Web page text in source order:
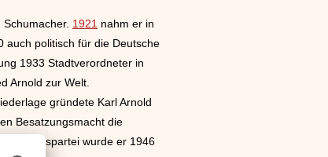
1921 nahm er in
auch politisch für die Deutsche
1933 Stadtverordneter in
Arnold zur Welt.
gründete Karl Arnold
Besatzungsmacht die
wurde er 1946